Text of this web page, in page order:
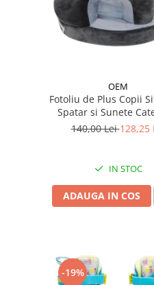
OEM
Fotoliu de Plus Copii
Spatar si Sunete
Woofy
140,00 Lei128,25
IN STOC
ADAUGA IN COS
-19%